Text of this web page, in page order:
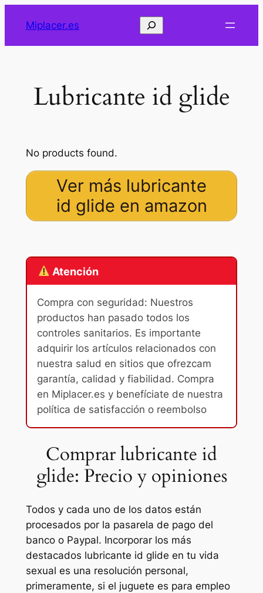
Miplacer.es Buscar
Lubricante id glide
No products found.
Ver más lubricante
id glide en amazon
Atención
Compra con seguridad: Nuestros
productos han pasado todos los
controles sanitarios. Es importante
adquirir los artículos relacionados con
nuestra salud en sitios que ofrezcam
garantía, calidad y fiabilidad. Compra
en Miplacer.es y benefíciate de nuestra
política de satisfacción o reembolso
Comprar lubricante id
glide: Precio y opiniones
Todos y cada uno de los datos están
procesados por la pasarela de pago del
banco o Paypal. Incorporar los más
destacados lubricante id glide en tu vida
sexual es una resolución personal,
primeramente, si el juguete es para empleo